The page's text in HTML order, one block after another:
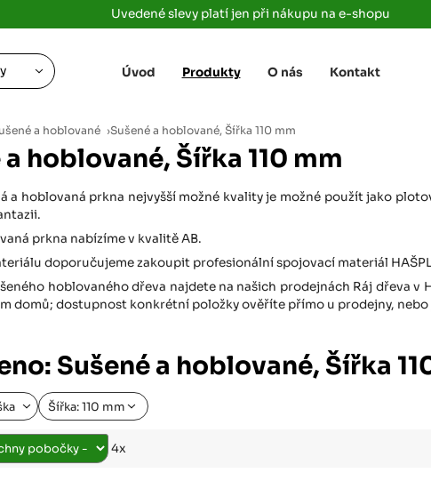
Uvedené slevy platí jen při nákupu na e-shopu
a hoblované ›Sušené a hoblované, Šířka 110 mm
a hoblované, Šířka 110 mm
a hoblovaná prkna nejvyšší možné kvality je možné použít jako
prkna nabízíme v kvalitě AB.
doporučujeme zakoupit profesionální spojovací materiál HAŠPL
hoblovaného dřeva najdete na našich prodejnách Ráj dřeva v
domů; dostupnost konkrétní položky ověříte přímo u prodejny,
Sušené a hoblované, Šířka
Šířka: 110 mm
4x
Úvod Produkty O nás Kontakt
zde
(parkoviště MAKRO)
Ústí nad Labem, 400 01
zde
Rovná 181
Březhrad, Hradec Králové, 503 32
zde
Tůmovka 110
(Za čerpací stanicí TANK ONO)
Předboj, 250 72
Rokycanská 2656/2,
+420 603
zde
Partyzánská
+420 733